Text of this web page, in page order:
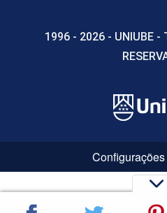
1996 - 2026 - UNIUBE -